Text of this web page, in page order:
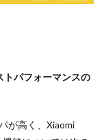
トパフォーマンスの
が高く、Xiaomi